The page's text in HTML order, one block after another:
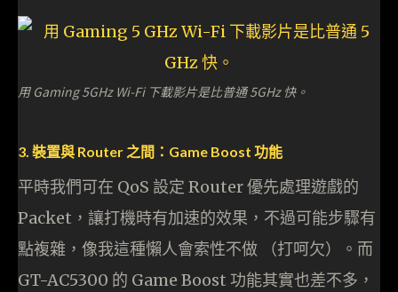
用 Gaming 5GHz Wi-Fi 下載影片是比普通 5GHz 快。
3. 裝置與 Router 之間：Game Boost 功能
平時我們可在 QoS 設定 Router 優先處理遊戲的
Packet，讓打機時有加速的效果，不過可能步驟有
點複雜，像我這種懶人會索性不做 （打呵欠）。而
GT-AC5300 的 Game Boost 功能其實也差不多，